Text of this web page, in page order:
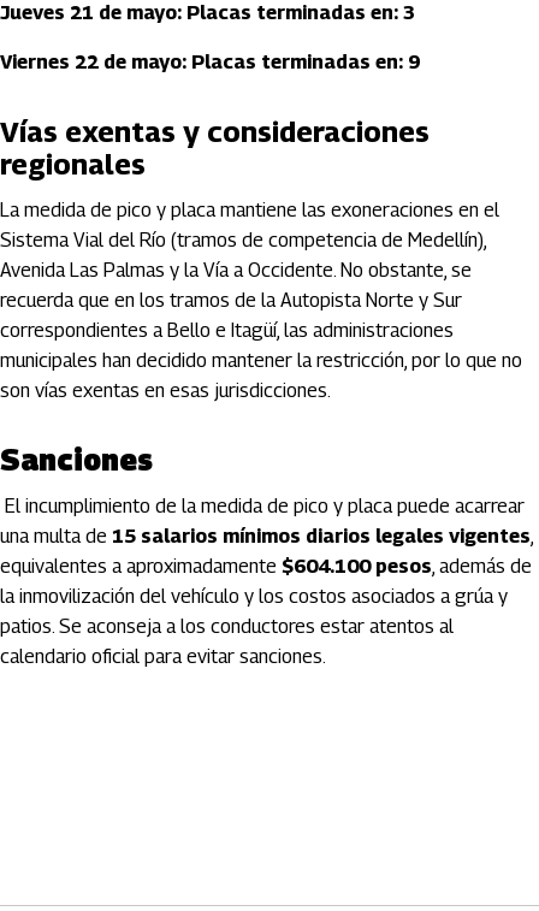
Jueves 21 de mayo: Placas terminadas en: 3
Viernes 22 de mayo: Placas terminadas en: 9
Vías exentas y consideraciones
regionales
La medida de pico y placa mantiene las exoneraciones en el
Sistema Vial del Río (tramos de competencia de Medellín),
Avenida Las Palmas y la Vía a Occidente. No obstante, se
recuerda que en los tramos de la Autopista Norte y Sur
correspondientes a Bello e Itagüí, las administraciones
municipales han decidido mantener la restricción, por lo que no
son vías exentas en esas jurisdicciones.
Sanciones
El incumplimiento de la medida de pico y placa puede acarrear
una multa de 15 salarios mínimos diarios legales vigentes,
equivalentes a aproximadamente $604.100 pesos, además de
la inmovilización del vehículo y los costos asociados a grúa y
patios. Se aconseja a los conductores estar atentos al
calendario oficial para evitar sanciones.